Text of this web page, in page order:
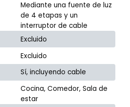
Mediante una fuente de luz
de 4 etapas y un
interruptor de cable
Excluido
Excluido
Sí, incluyendo cable
Cocina, Comedor, Sala de
estar